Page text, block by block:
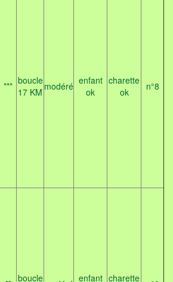
*** boucle
17 KM modéré enfant
ok
charette
ok
n°8
boucle
enfant charette